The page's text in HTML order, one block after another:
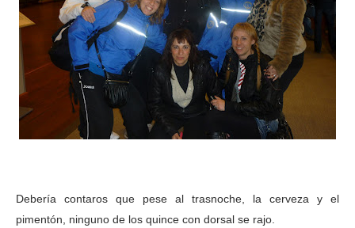
Debería contaros que pese al trasnoche, la cerveza y el
pimentón, ninguno de los quince con dorsal se rajo.